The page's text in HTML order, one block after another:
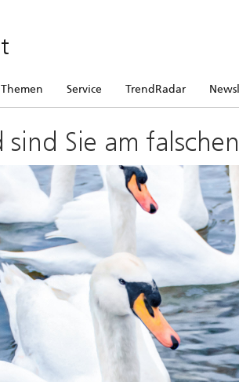
Themen Service TrendRadar
sind Sie am